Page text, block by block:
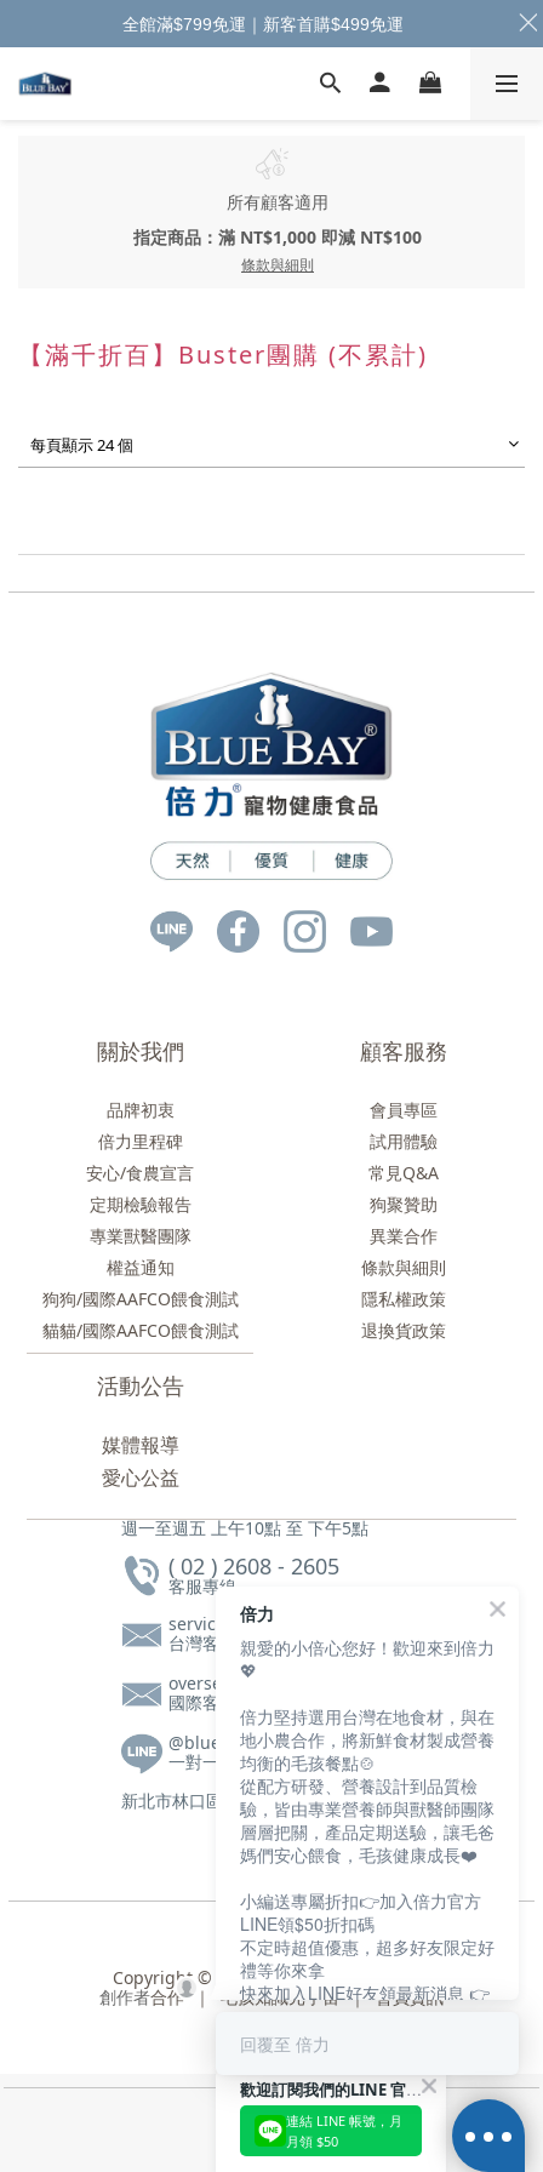
所有顧客適用
指定商品：滿 NT$1,000 即減 NT$100
條款與細則
【滿千折百】Buster團購 (不累計)
每頁顯示 24 個
關於我們
品牌初衷
倍力里程碑
安心/食農宣言
定期檢驗報告
專業獸醫團隊
權益通知
狗狗/國際AAFCO餵食測試
貓貓/國際AAFCO餵食測試
活動公告
媒體報導
愛心公益
顧客服務
會員專區
試用體驗
常見Q&A
狗聚贊助
異業合作
條款與細則
隱私權政策
退換貨政策
週一至週五 上午10點 至 下午5點
( 02 ) 2608 - 2605
客服專線
service@bluebaypetfood.com
台灣客服信箱
overseas@bluebaypetfood.com
國際客服信箱
@bluebay
一對一客服|營養師諮詢
新北市林口區文化三路一段105號2樓
Copyright © 2024 盈寶寵物股份有限公司
創作者合作｜ 毛孩知識元宇宙｜會員資訊
全館滿$799免運｜新客首購$499免運
歡迎訂閱我們的LINE 官方帳號
連結 LINE 帳號，月
月領 $50
倍力
親愛的小倍心您好！歡迎來到倍力
💖
倍力堅持選用台灣在地食材，與在
地小農合作，將新鮮食材製成營養
均衡的毛孩餐點🍲
從配方研發、營養設計到品質檢
驗，皆由專業營養師與獸醫師團隊
層層把關，產品定期送驗，讓毛爸
媽們安心餵食，毛孩健康成長❤️
小編送專屬折扣👉加入倍力官方
LINE領$50折扣碼
不定時超值優惠，超多好友限定好
禮等你來拿
快來加入LINE好友領最新消息 👉
https://bluebaypet.com/s74jS
回覆至 倍力